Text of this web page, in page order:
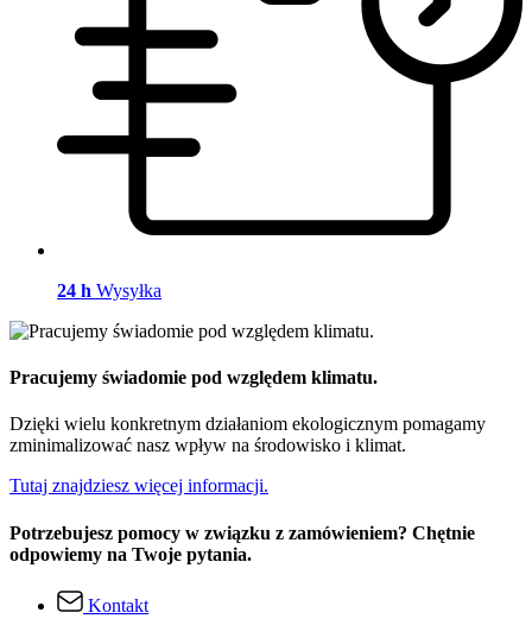
24 h Wysyłka
Pracujemy świadomie pod względem klimatu.
Dzięki wielu konkretnym działaniom ekologicznym pomagamy
zminimalizować nasz wpływ na środowisko i klimat.
Tutaj znajdziesz więcej informacji.
Potrzebujesz pomocy w związku z zamówieniem? Chętnie
odpowiemy na Twoje pytania.
Kontakt